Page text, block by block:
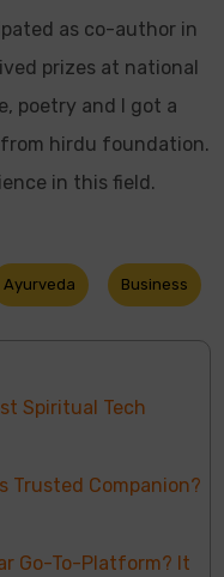
as co-author in
prizes at national
poetry and I got a
hirdu foundation.
in this field.
Ayurveda Business
Spiritual Tech
Trusted Companion?
Go-To-Platform? It